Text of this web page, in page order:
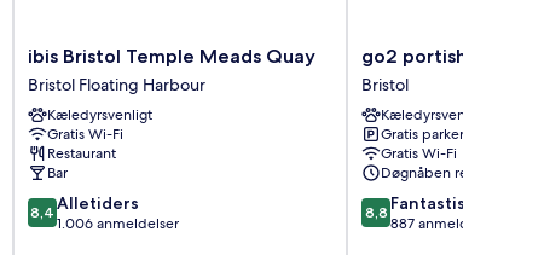
ibis
Bristol
Temple
Meads
Quay
Bristol
Floating
Harbour
ibis Bristol Temple Meads Quay
Bristol Floating Harbour
Kæledyrsvenligt
Gratis Wi-Fi
Restaurant
Bar
8.4
ud
8,4 Alletiders
1.006 anmeldelser
go2
portishead
marina
hotel
Bristol
go2 portishead
Bristol
Kæledyrsvenligt
Gratis parkering
Gratis Wi-Fi
Døgnåben reception
8.8
ud
8,8 Fantastisk
887 anmeldelser